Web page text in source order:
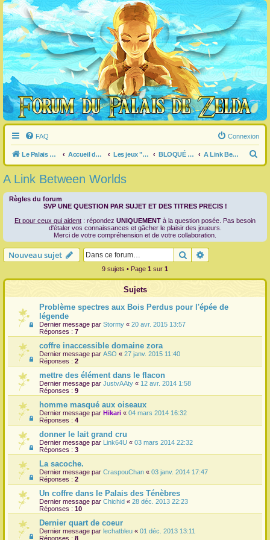
FAQ Connexion
Le Palais de Zelda Accueil du forum Les jeux "Legend of Zelda" BLOQUÉ dans un jeu ? A Link Between Worlds
e
c
A Link Between Worlds
Règles du forum
SVP UNE QUESTION PAR SUJET ET DES TITRES PRECIS !
Et pour ceux qui aident : répondez UNIQUEMENT à la question posée. Pas besoin
d'étaler vos connaissances et gâcher le plaisir des joueurs.
Merci de votre compréhension et de votre collaboration.
Nouveau sujet Rechercher
9 sujets • Page 1 sur 1
Sujets
Problème spectres aux Bois Perdus pour l'épée de
légende
Dernier message par Stormy « 20 avr. 2015 13:57
Réponses : 7
coffre inaccessible domaine zora
Dernier message par ASO « 27 janv. 2015 11:40
Réponses : 2
mettre des élément dans le flacon
Dernier message par JustvAAty « 12 avr. 2014 1:58
Réponses : 9
homme masqué aux oiseaux
Dernier message par Hikari « 04 mars 2014 16:32
Réponses : 4
donner le lait grand cru
Dernier message par Link64U « 03 mars 2014 22:32
Réponses : 3
La sacoche.
Dernier message par CraspouChan « 03 janv. 2014 17:47
Réponses : 2
Un coffre dans le Palais des Ténèbres
Dernier message par Chichid « 28 déc. 2013 22:23
Réponses : 10
Dernier quart de coeur
Dernier message par lechatbleu « 01 déc. 2013 13:11
Réponses : 8